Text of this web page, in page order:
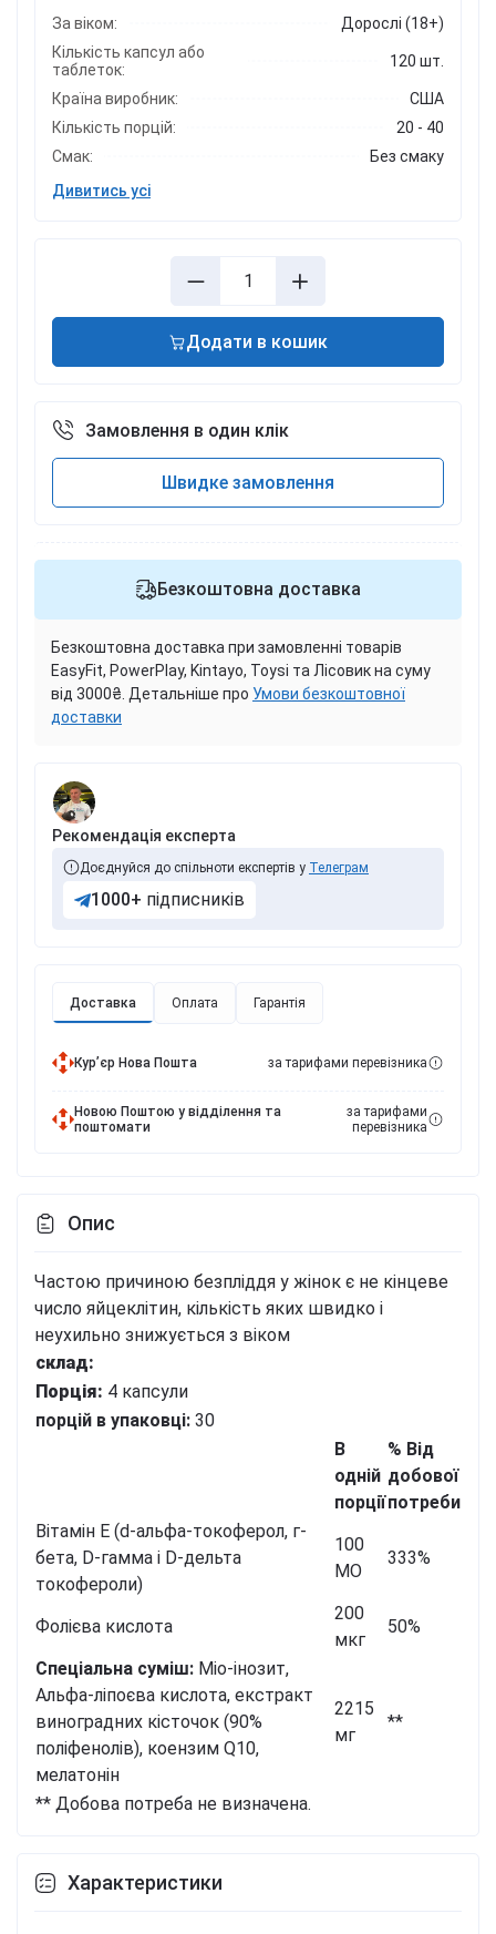
За віком:
Дорослі (18+)
Кількість капсул або
таблеток:
120 шт.
Країна виробник:
США
Кількість порцій:
20 - 40
Смак:
Без смаку
Дивитись усі
Доставка Оплата Гарантія
Курʼєр Нова Пошта за тарифами перевізника
Новою Поштою у відділення та
поштомати
за тарифами
перевізника
Додати в кошик
Замовлення в один клік
Швидке замовлення
Безкоштовна доставка
Безкоштовна доставка при замовленні товарів
EasyFit, PowerPlay, Kintayo, Toysi та Лісовик на суму
від 3000₴. Детальніше про Умови безкоштовної
доставки
Рекомендація експерта
Доєднуйся до спільноти експертів у Телеграм
1000+ підписників
Опис
Частою причиною безпліддя у жінок є не кінцеве
число яйцеклітин, кількість яких швидко і
неухильно знижується з віком
склад:
Порція: 4 капсули
порцій в упаковці: 30
В
одній
порції
% Від
добової
потреби
Вітамін Е (d-альфа-токоферол, г-
бета, D-гамма і D-дельта
токофероли)
100
МО
333%
Фолієва кислота
200
мкг
50%
Спеціальна суміш: Міо-інозит,
Альфа-ліпоєва кислота, екстракт
виноградних кісточок (90%
поліфенолів), коензим Q10,
мелатонін
2215
мг
**
** Добова потреба не визначена.
Характеристики